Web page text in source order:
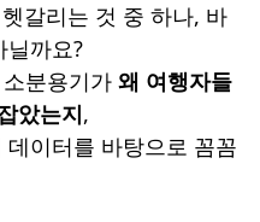
갈리는 것 중 하나, 바
까요?
분용기가 왜 여행자들
았는지,
이터를 바탕으로 꼼꼼